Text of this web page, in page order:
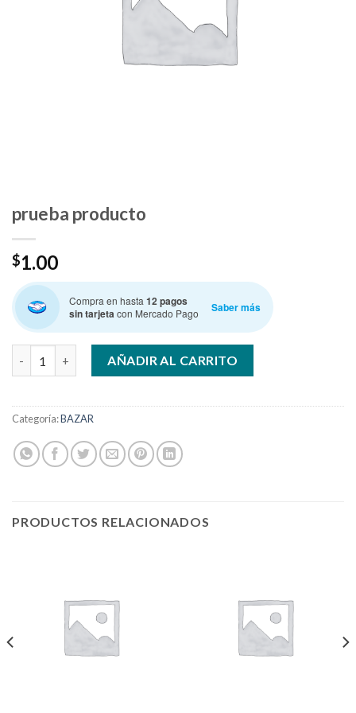
prueba producto
$1.00
Compra en hasta 12 pagos
sin tarjetacon Mercado Pago Saber más
prueba producto cantidadAÑADIR AL CARRITO
Categoría:BAZAR
PRODUCTOS RELACIONADOS